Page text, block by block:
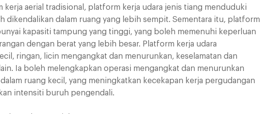
kerja aerial tradisional, platform kerja udara jenis tiang menduduki
dikendalikan dalam ruang yang lebih sempit. Sementara itu, platform
kapasiti tampung yang tinggi, yang boleh memenuhi keperluan
dengan berat yang lebih besar. Platform kerja udara
ringan, licin mengangkat dan menurunkan, keselamatan dan
Ia boleh melengkapkan operasi mengangkat dan menurunkan
ruang kecil, yang meningkatkan kecekapan kerja pergudangan
intensiti buruh pengendali.